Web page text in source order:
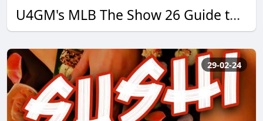
U4GM's MLB The Show 26 Guide to New Roster Roles
29-02-24